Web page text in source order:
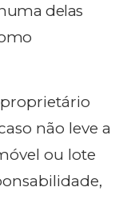
delas
não leve a
ou lote